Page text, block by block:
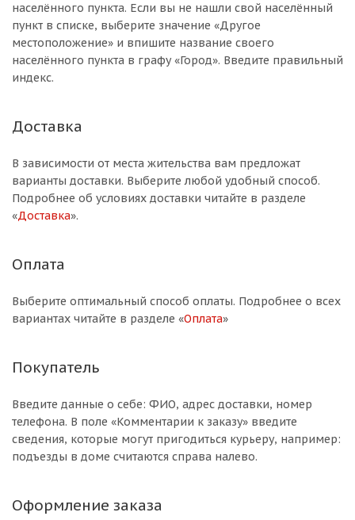
населённого пункта. Если вы не нашли свой населённый
пункт в списке, выберите значение «Другое
местоположение» и впишите название своего
населённого пункта в графу «Город». Введите правильный
индекс.
Доставка
В зависимости от места жительства вам предложат
варианты доставки. Выберите любой удобный способ.
Подробнее об условиях доставки читайте в разделе
«Доставка».
Оплата
Выберите оптимальный способ оплаты. Подробнее о всех
вариантах читайте в разделе «Оплата»
Покупатель
Введите данные о себе: ФИО, адрес доставки, номер
телефона. В поле «Комментарии к заказу» введите
сведения, которые могут пригодиться курьеру, например:
подъезды в доме считаются справа налево.
Оформление заказа